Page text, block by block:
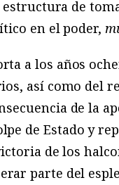
de
en el poder,
a los años
así como del
de la
de Estado y
de los
parte del